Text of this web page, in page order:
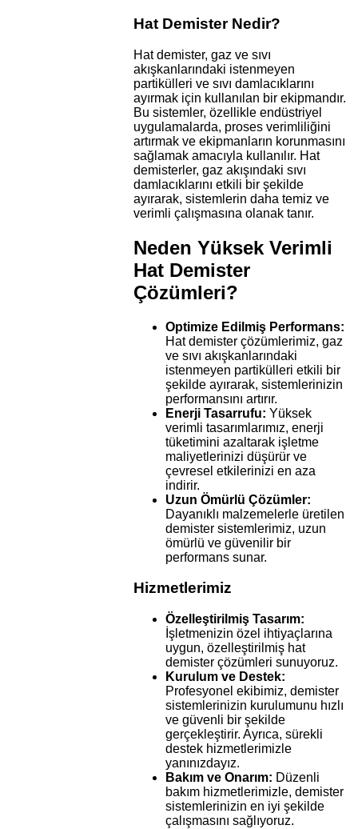
Hat Demister Nedir?
Hat demister, gaz ve sıvı
akışkanlarındaki istenmeyen
partikülleri ve sıvı damlacıklarını
ayırmak için kullanılan bir ekipmandır.
Bu sistemler, özellikle endüstriyel
uygulamalarda, proses verimliliğini
artırmak ve ekipmanların korunmasını
sağlamak amacıyla kullanılır. Hat
demisterler, gaz akışındaki sıvı
damlacıklarını etkili bir şekilde
ayırarak, sistemlerin daha temiz ve
verimli çalışmasına olanak tanır.
Neden Yüksek Verimli
Hat Demister
Çözümleri?
Optimize Edilmiş Performans:
Hat demister çözümlerimiz, gaz
ve sıvı akışkanlarındaki
istenmeyen partikülleri etkili bir
şekilde ayırarak, sistemlerinizin
performansını artırır.
Enerji Tasarrufu: Yüksek
verimli tasarımlarımız, enerji
tüketimini azaltarak işletme
maliyetlerinizi düşürür ve
çevresel etkilerinizi en aza
indirir.
Uzun Ömürlü Çözümler:
Dayanıklı malzemelerle üretilen
demister sistemlerimiz, uzun
ömürlü ve güvenilir bir
performans sunar.
Hizmetlerimiz
Özelleştirilmiş Tasarım:
İşletmenizin özel ihtiyaçlarına
uygun, özelleştirilmiş hat
demister çözümleri sunuyoruz.
Kurulum ve Destek:
Profesyonel ekibimiz, demister
sistemlerinizin kurulumunu hızlı
ve güvenli bir şekilde
gerçekleştirir. Ayrıca, sürekli
destek hizmetlerimizle
yanınızdayız.
Bakım ve Onarım: Düzenli
bakım hizmetlerimizle, demister
sistemlerinizin en iyi şekilde
çalışmasını sağlıyoruz.